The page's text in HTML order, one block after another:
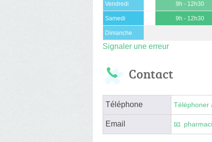
Vendredi 9h - 12h30
Samedi 9h - 12h30
Dimanche
Signaler une erreur
Contact
Téléphone Téléphoner
Email